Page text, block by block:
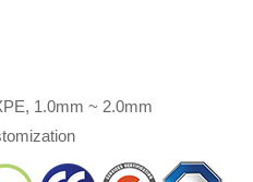
1.0mm ~ 2.0mm